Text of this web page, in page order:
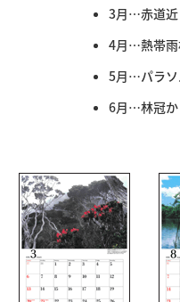
3月…赤道近
4月…熱帯雨
5月…パラソ
6月…林冠か